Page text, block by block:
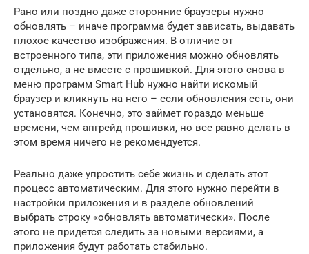
Рано или поздно даже сторонние браузеры нужно
обновлять – иначе программа будет зависать, выдавать
плохое качество изображения. В отличие от
встроенного типа, эти приложения можно обновлять
отдельно, а не вместе с прошивкой. Для этого снова в
меню программ Smart Hub нужно найти искомый
браузер и кликнуть на него – если обновления есть, они
установятся. Конечно, это займет гораздо меньше
времени, чем апгрейд прошивки, но все равно делать в
этом время ничего не рекомендуется.
Реально даже упростить себе жизнь и сделать этот
процесс автоматическим. Для этого нужно перейти в
настройки приложения и в разделе обновлений
выбрать строку «обновлять автоматически». После
этого не придется следить за новыми версиями, а
приложения будут работать стабильно.